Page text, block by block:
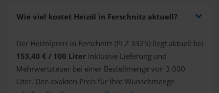
Wie viel kostet Heizöl in Ferschnitz aktuell?
Der Heizölpreis in Ferschnitz (PLZ 3325) liegt aktuell bei
153,40 € / 100 Liter inklusive Lieferung und
Mehrwertsteuer bei einer Bestellmenge von 3.000
Liter. Den exakten Preis für Ihre Wunschmenge